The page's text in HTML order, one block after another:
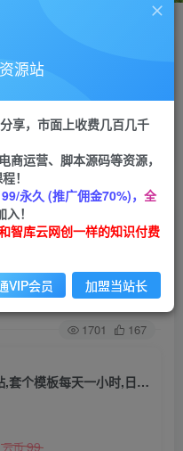
研究探讨更多创业项目路子。
APP下载
GO
粘贴,套个模板每天
揭秘】
关注 私信
1701 167
快手图文造IP，简单粗暴,复制粘贴,套个模板每天一小时,日引50+精准创业粉【揭秘】
云币99
源站
享，市面上收费几百几千
商运营、脚本源码等资源，
！
永久 (推广佣金70%)， 全
！
智库云网创一样的知识付费
VIP会员 加盟当站长